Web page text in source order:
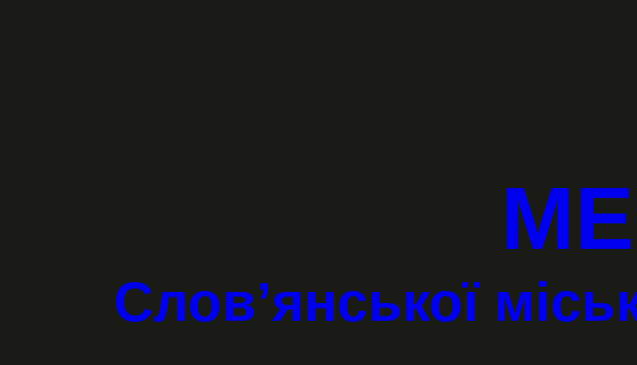
Слов’янської